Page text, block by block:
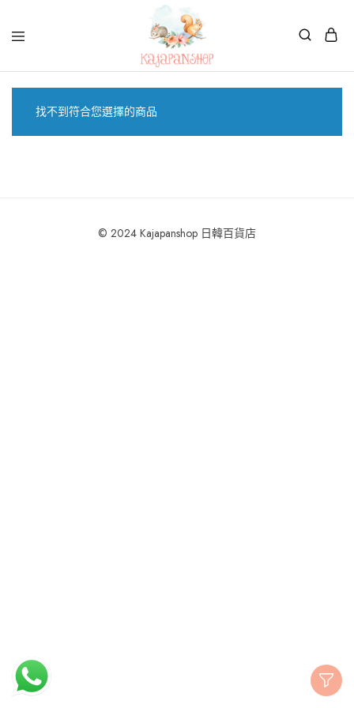
Kajapanshop
日
百
貨
店
找不到符合您選擇的商品
© 2024 Kajapanshop 日韓百貨店